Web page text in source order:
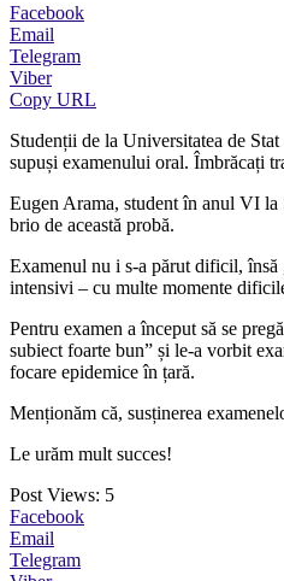
Facebook
Email
Telegram
Viber
Copy URL
Studenții de la Universitatea de
supuși examenului oral. Îmbrăcați
Eugen Arama, student în anul VI la
brio de această probă.
Examenul nu i s-a părut dificil, însă
intensivi – cu multe momente
Pentru examen a început să se
subiect foarte bun” și le-a vorbit
focare epidemice în țară.
Menționăm că, susținerea
Le urăm mult succes!
Post Views: 5
Facebook
Email
Telegram